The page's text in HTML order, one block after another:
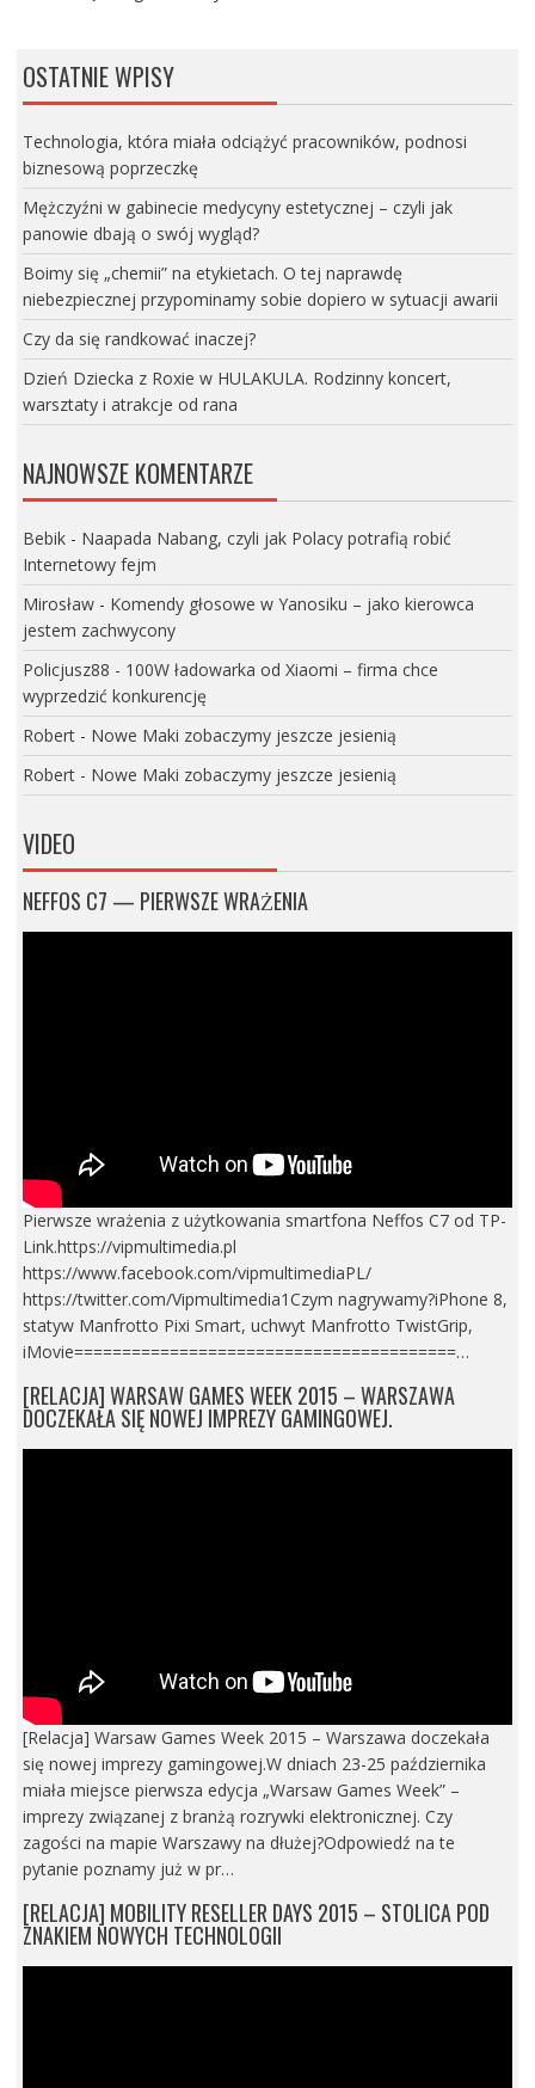
OSTATNIE WPISY
Technologia, która miała odciążyć pracowników, podnosi
biznesową poprzeczkę
Mężczyźni w gabinecie medycyny estetycznej – czyli jak
panowie dbają o swój wygląd?
Boimy się „chemii” na etykietach. O tej naprawdę
niebezpiecznej przypominamy sobie dopiero w sytuacji awarii
Czy da się randkować inaczej?
Dzień Dziecka z Roxie w HULAKULA. Rodzinny koncert,
warsztaty i atrakcje od rana
NAJNOWSZE KOMENTARZE
Bebik- Naapada Nabang, czyli jak Polacy potrafią robić
Internetowy fejm
Mirosław- Komendy głosowe w Yanosiku – jako kierowca
jestem zachwycony
Policjusz88 - 100W ładowarka od Xiaomi – firma chce
wyprzedzić konkurencję
Robert- Nowe Maki zobaczymy jeszcze jesienią
Robert- Nowe Maki zobaczymy jeszcze jesienią
VIDEO
NEFFOS C7 — PIERWSZE WRAŻENIA
Pierwsze wrażenia z użytkowania smartfona Neffos C7 od TP-
Link.https://vipmultimedia.pl
https://www.facebook.com/vipmultimediaPL/
https://twitter.com/Vipmultimedia1Czym nagrywamy?iPhone 8,
statyw Manfrotto Pixi Smart, uchwyt Manfrotto TwistGrip,
iMovie========================================…
[RELACJA] WARSAW GAMES WEEK 2015 – WARSZAWA
DOCZEKAŁA SIĘ NOWEJ IMPREZY GAMINGOWEJ.
[Relacja] Warsaw Games Week 2015 – Warszawa doczekała
się nowej imprezy gamingowej.W dniach 23-25 października
miała miejsce pierwsza edycja „Warsaw Games Week” –
imprezy związanej z branżą rozrywki elektronicznej. Czy
zagości na mapie Warszawy na dłużej?Odpowiedź na te
pytanie poznamy już w pr…
[RELACJA] MOBILITY RESELLER DAYS 2015 – STOLICA POD
ZNAKIEM NOWYCH TECHNOLOGII